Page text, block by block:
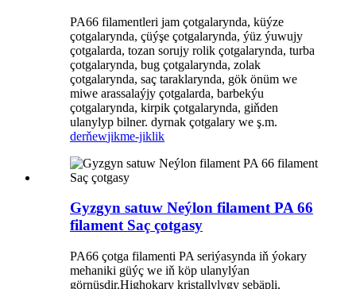
PA66 filamentleri jam çotgalarynda, küýze
çotgalarynda, çüýşe çotgalarynda, ýüz ýuwujy
çotgalarda, tozan sorujy rolik çotgalarynda, turba
çotgalarynda, bug çotgalarynda, zolak
çotgalarynda, saç taraklarynda, gök önüm we
miwe arassalaýjy çotgalarda, barbekýu
çotgalarynda, kirpik çotgalarynda, giňden
ulanylyp bilner. dyrnak çotgalary we ş.m.
derňewjikme-jiklik
Gyzgyn satuw Neýlon filament PA 66
filament Saç çotgasy
PA66 çotga filamenti PA seriýasynda iň ýokary
mehaniki güýç we iň köp ulanylýan
görnüşdir.Highokary kristallylygy sebäpli,